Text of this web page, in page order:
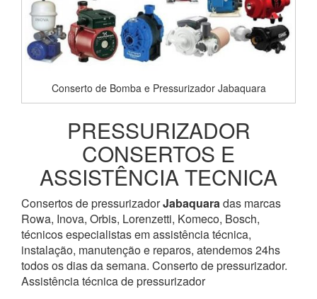
Conserto de Bomba e Pressurizador Jabaquara
PRESSURIZADOR
CONSERTOS E
ASSISTÊNCIA TECNICA
Consertos de pressurizadorJabaquaradas marcas
Rowa, Inova, Orbis, Lorenzetti, Komeco, Bosch,
técnicos especialistas em assistência técnica,
instalação, manutenção e reparos, atendemos 24hs
todos os dias da semana. Conserto de pressurizador.
Assistência técnica de pressurizador